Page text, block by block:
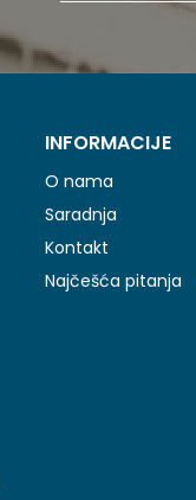
INFORMACIJE
O nama
Saradnja
Kontakt
Najčešća pitanja